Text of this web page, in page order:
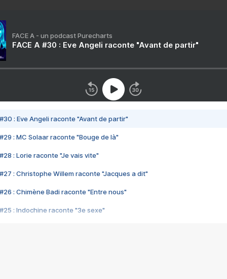
FACE A - un podcast Purecharts
FACE A #30 : Eve Angeli raconte "Avant de partir"
#30 : Eve Angeli raconte "Avant de partir"
#29 : MC Solaar raconte "Bouge de là"
#28 : Lorie raconte "Je vais vite"
#27 : Christophe Willem raconte "Jacques a dit"
#26 : Chimène Badi raconte "Entre nous"
#25 : Indochine raconte "3e sexe"